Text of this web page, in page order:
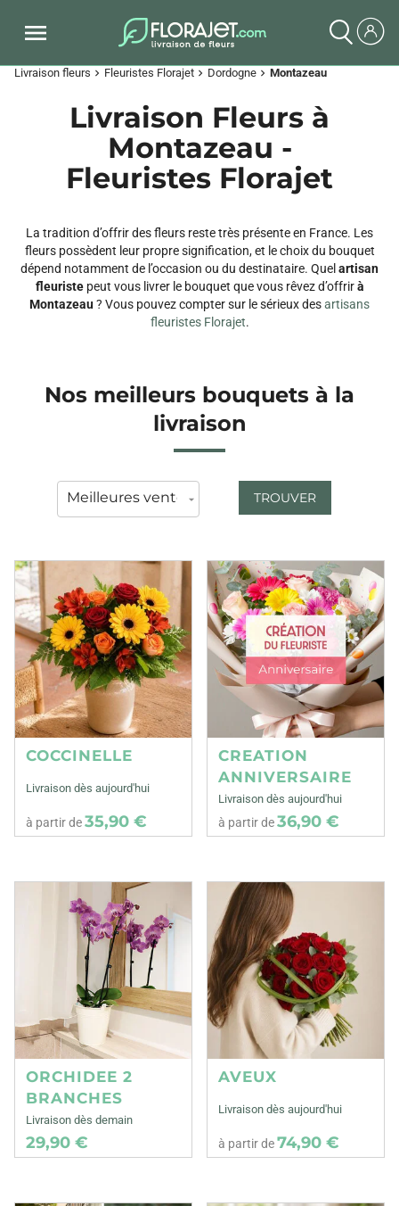
Livraison fleurs chevron_right Fleuristes Florajet chevron_right Dordogne chevron_right Montazeau
Livraison Fleurs à
Montazeau -
Fleuristes Florajet
La tradition d’offrir des fleurs reste très présente en France. Les
fleurs possèdent leur propre signification, et le choix du bouquet
dépend notamment de l’occasion ou du destinataire. Quel artisan
fleuristepeut vous livrer le bouquet que vous rêvez d’offrirà
Montazeau? Vous pouvez compter sur le sérieux desartisans
fleuristes Florajet.
Nos meilleurs bouquets à la
livraison
TROUVER
COCCINELLE
Livraison dès aujourd'hui
à partir de35,90 €
CREATION
ANNIVERSAIRE
Livraison dès aujourd'hui
à partir de36,90 €
ORCHIDEE 2
BRANCHES
Livraison dès demain
29,90 €
AVEUX
Livraison dès aujourd'hui
à partir de74,90 €